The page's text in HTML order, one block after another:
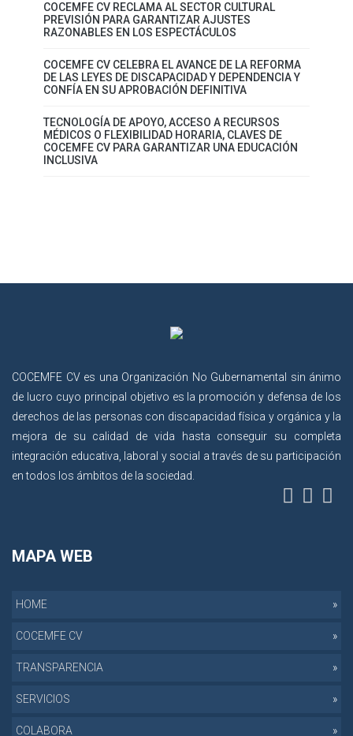
COCEMFE CV RECLAMA AL SECTOR CULTURAL
PREVISIÓN PARA GARANTIZAR AJUSTES
RAZONABLES EN LOS ESPECTÁCULOS
COCEMFE CV CELEBRA EL AVANCE DE LA REFORMA
DE LAS LEYES DE DISCAPACIDAD Y DEPENDENCIA Y
CONFÍA EN SU APROBACIÓN DEFINITIVA
TECNOLOGÍA DE APOYO, ACCESO A RECURSOS
MÉDICOS O FLEXIBILIDAD HORARIA, CLAVES DE
COCEMFE CV PARA GARANTIZAR UNA EDUCACIÓN
INCLUSIVA
COCEMFE CV es una Organización No Gubernamental sin ánimo
de lucro cuyo principal objetivo es la promoción y defensa de los
derechos de las personas con discapacidad física y orgánica y la
mejora de su calidad de vida hasta conseguir su completa
integración educativa, laboral y social a través de su participación
en todos los ámbitos de la sociedad.
MAPA WEB
HOME
COCEMFE CV
TRANSPARENCIA
SERVICIOS
COLABORA